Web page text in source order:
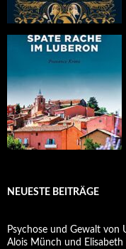
NEUESTE BEITRÄGE
Psychose und Gewalt von
Alois Münch und Elisabeth